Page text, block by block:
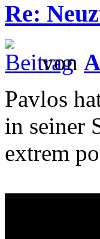
Re:
von
Pavlos
in seiner
extrem